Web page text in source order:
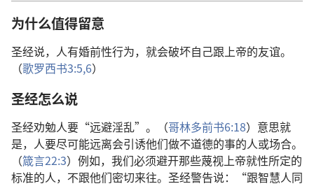
为什么值得留意
圣经说，人有婚前性行为，就会破坏自己跟上帝的友谊。
（歌罗西书3:5,6）
圣经怎么说
圣经劝勉人要“远避淫乱”。（哥林多前书6:18）意思就
是，人要尽可能远离会引诱他们做不道德的事的人或场合。
（箴言22:3）例如，我们必须避开那些蔑视上帝就性所定的
标准的人，不跟他们密切来往。圣经警告说：“跟智慧人同